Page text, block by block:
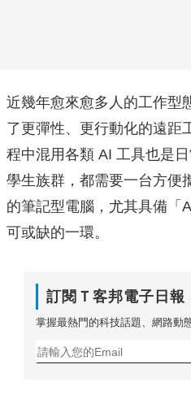
近幾年愈來愈多人的工作型
了更彈性、更行動化的遠距
程中混用各類 AI 工具也是
學生族群，都需要一台方便
的筆記型電腦，尤其具備「
可或缺的一環。
訂閱Ｔ客邦電子日報
掌握最熱門的科技話題、網路動